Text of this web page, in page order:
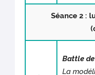
Séance 2 :
Battle
La